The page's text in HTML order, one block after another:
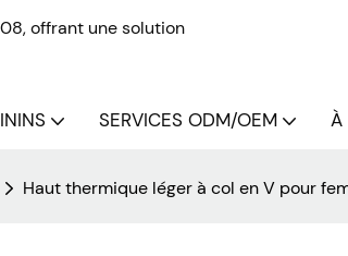
offrant une solution
SERVICES ODM/OEM À
Haut thermique léger à col en V pour